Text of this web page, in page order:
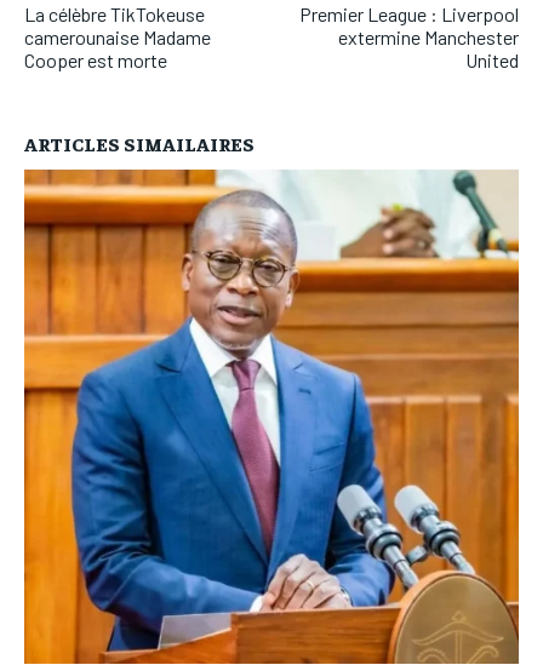
La célèbre TikTokeuse
camerounaise Madame
Cooper est morte
Premier League : Liverpool
extermine Manchester
United
ARTICLES SIMAILAIRES